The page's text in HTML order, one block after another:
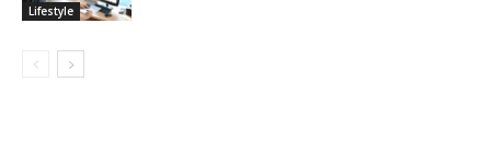
Lifestyle